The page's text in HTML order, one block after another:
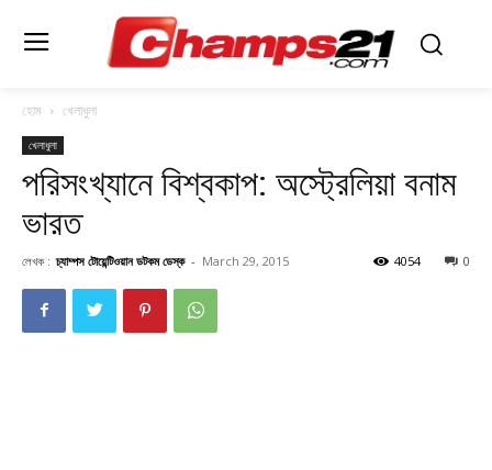
হোম খেলাধুলা
খেলাধুলা
পরিসংখ্যানে বিশ্বকাপ: অস্ট্রেলিয়া বনাম
ভারত
লেখক : চ্যাম্পস টোয়েন্টিওয়ান ডটকম ডেস্ক - March 29, 2015 0
4054